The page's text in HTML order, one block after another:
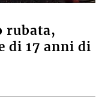
rubata,
di 17 anni di